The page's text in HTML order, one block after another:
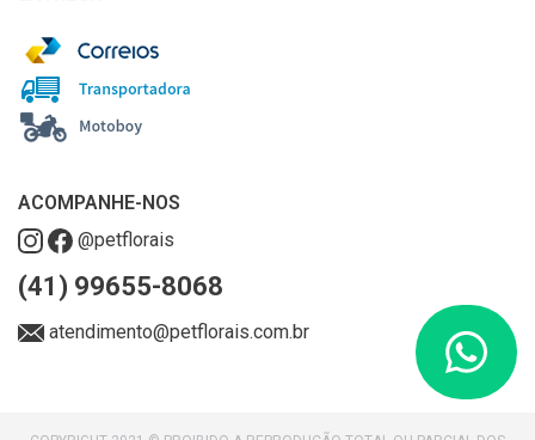
ACOMPANHE-NOS
@petflorais
(41) 99655-8068
atendimento@petflorais.com.br